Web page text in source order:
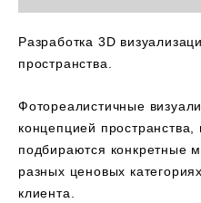
Разработка 3D
пространства.
Фотореалистичные
концепцией
подбираются конкретные
разных ценовых
клиента.